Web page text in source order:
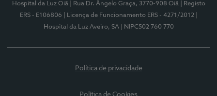
Hospital da Luz Oiã | Rua Dr. Ângelo Graça, 3770-908 Oiã
| Registo
ERS - E106806
| Licença de Funcionamento ERS - 4271/2012
Hospital da Luz Aveiro, SA
| NIPC502 760 770
Política de privacidade
Política de Cookies